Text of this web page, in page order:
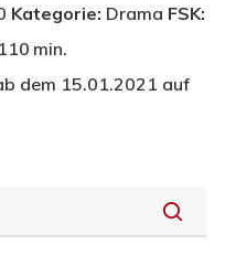
Kategorie: Drama FSK:
min.
dem 15.01.2021 auf